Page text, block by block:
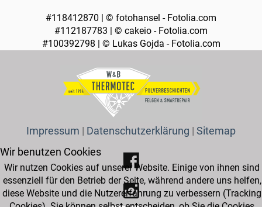
#118412870 | © fotohansel - Fotolia.com
#112187783 | © cakeio - Fotolia.com
#100392798 | © Lukas Gojda - Fotolia.com
Impressum | Datenschutzerklärung | Sitemap
Wir benutzen Cookies
Wir nutzen Cookies auf unserer Website. Einige von ihnen sind
essenziell für den Betrieb der Seite, während andere uns helfen,
diese Website und die Nutzererfahrung zu verbessern (Tracking